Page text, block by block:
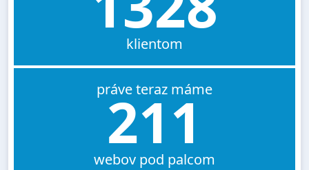
klientom
práve teraz máme
211
webov pod palcom